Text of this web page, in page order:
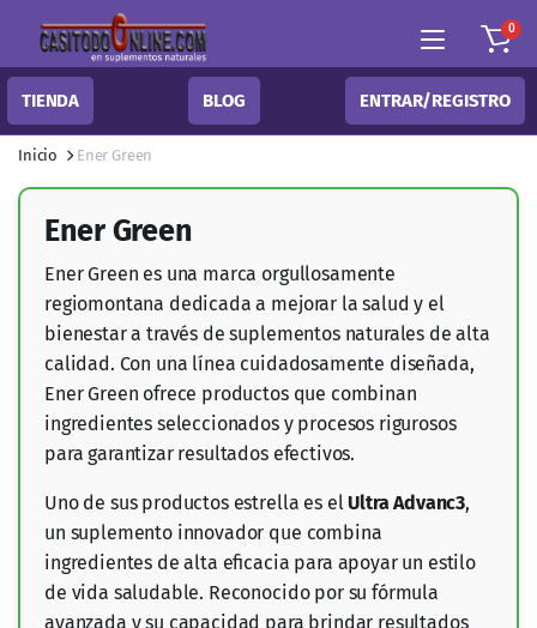
0
TIENDA BLOG ENTRAR/REGISTRO
Inicio Ener Green
Ener Green
Ener Green es una marca orgullosamente
regiomontana dedicada a mejorar la salud y el
bienestar a través de suplementos naturales de alta
calidad. Con una línea cuidadosamente diseñada,
Ener Green ofrece productos que combinan
ingredientes seleccionados y procesos rigurosos
para garantizar resultados efectivos.
Uno de sus productos estrella es elUltra Advanc3,
un suplemento innovador que combina
ingredientes de alta eficacia para apoyar un estilo
de vida saludable. Reconocido por su fórmula
avanzada y su capacidad para brindar resultados